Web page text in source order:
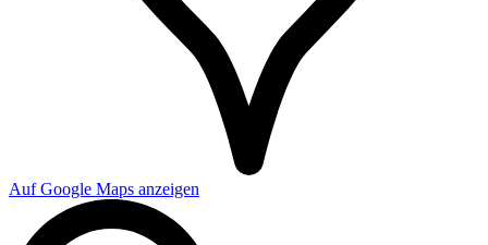
Auf Google Maps anzeigen